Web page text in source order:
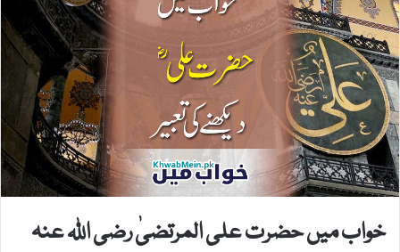
خواب میں حضرت علی المرتضیٰ رضی اللہ عنہ